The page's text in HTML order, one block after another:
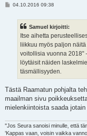
V04.10.2016 09:38
Samuel kirjoitti:
Itse aihetta
liikkuu myös paljon
voitollisia vuonna 2018"
löytäisit näiden
täsmällisyyden.
Tästä Raamatun pohjalta
maailman sivu
mielenkiintoista saada
"Jos Seura sanoisi minulle, että
'Kappas vaan, voisin vaikka